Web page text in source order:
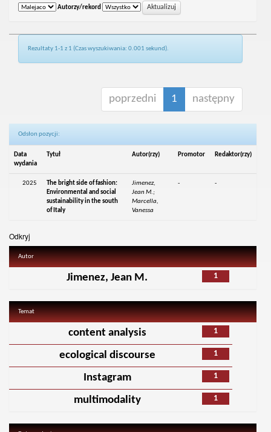
Autorzy/rekord
Rezultaty 1-1 z 1 (Czas wyszukiwania: 0.001 sekund).
poprzedni 1 następny
Odsłon pozycji:
Data
wydania
Tytuł Autor(rzy) Promotor Redaktor(rzy)
2025
The bright side of fashion:
Environmental and social
sustainability in the south
of Italy
Jimenez,
Jean M.;
Marcella,
Vanessa
- -
Odkryj
Autor
1
Jimenez, Jean M.
Temat
1
content analysis
1
ecological discourse
1
Instagram
1
multimodality